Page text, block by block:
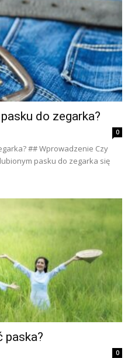
do zegarka?
0
## Wprowadzenie Czy
pasku do zegarka się
paska?
0